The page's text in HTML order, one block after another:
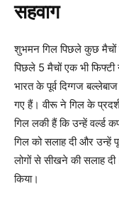
सहवाग
शुभमन गिल पिछले कुछ मैचों
पिछले 5 मैचों एक भी फिफ्टी
भारत के पूर्व दिग्गज
गए हैं। वीरू ने गिल के
गिल लकी हैं कि उन्हें वर्ल्ड
गिल को सलाह दी और उन्हें
लोगों से सीखने की सलाह
किया।